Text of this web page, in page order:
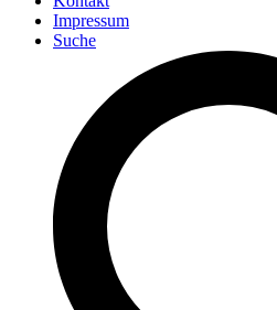
Impressum
Suche